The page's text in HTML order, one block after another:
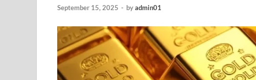
September 15, 2025 - byadmin01